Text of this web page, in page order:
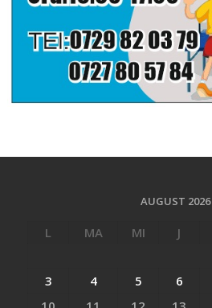
AUGUST 2026
L MA MI J
3
4 5 6